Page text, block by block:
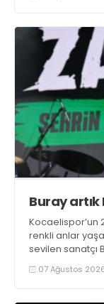
Buray
Kocaelispor’un
renkli anlar
sevilen sanatçı
07 Ağustos